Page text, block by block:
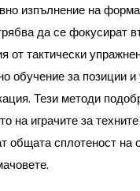
изпълнение на
да се фокусират
от тактически
обучение за позиции и
Тези методи
на играчите за
общата сплотеност на